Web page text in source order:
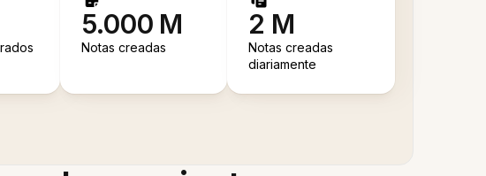
5.000 M
Notas creadas
2 M
Notas creadas
diariamente